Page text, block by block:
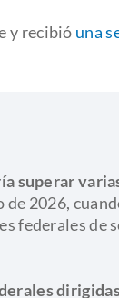
y recibió una
superar
2026,
federales de